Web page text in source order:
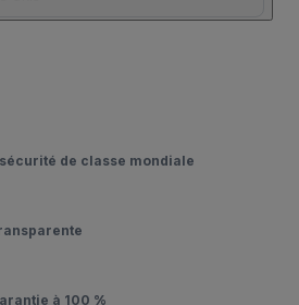
de classe mondiale
à 100 %